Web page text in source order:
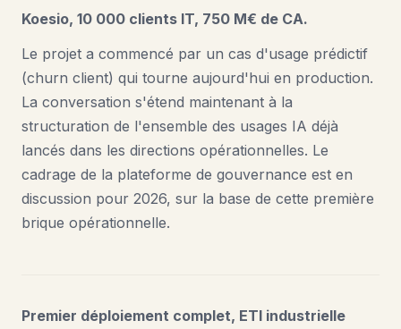
Koesio, 10 000 clients IT, 750 M€ de CA.
Le projet a commencé par un cas d'usage prédictif
(churn client) qui tourne aujourd'hui en production.
La conversation s'étend maintenant à la
structuration de l'ensemble des usages IA déjà
lancés dans les directions opérationnelles. Le
cadrage de la plateforme de gouvernance est en
discussion pour 2026, sur la base de cette première
brique opérationnelle.
Premier déploiement complet, ETI industrielle